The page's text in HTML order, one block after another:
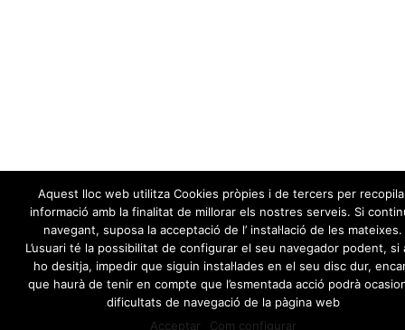
Aquest lloc web utilitza Cookies pròpies i de tercers per
informació amb la finalitat de millorar els nostres serveis. Si
navegant, suposa la acceptació de l’ instal·lació de les mateixes.
L’usuari té la possibilitat de configurar el seu navegador podent, si
ho desitja, impedir que siguin instal·lades en el seu disc dur,
que haurà de tenir en compte que l’esmentada acció podrà
dificultats de navegació de la pàgina web
Acceptar
Com configurar